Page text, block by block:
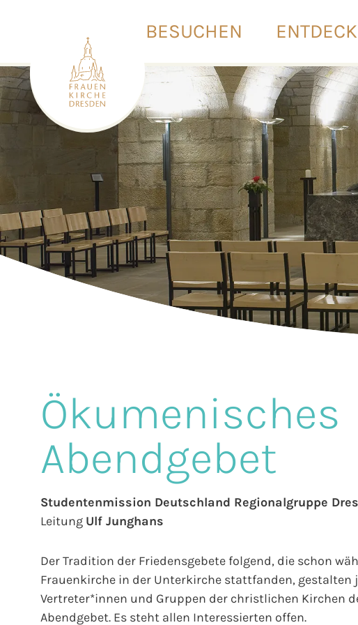
BESUCHEN
Ökumenisches
Abendgebet
Studentenmission Deutschland Regionalgruppe
Leitung Ulf Junghans
Der Tradition der Friedensgebete folgend, die schon
Frauenkirche in der Unterkirche stattfanden, gestalten
Vertreter*innen und Gruppen der christlichen Kirchen
Abendgebet. Es steht allen Interessierten offen.